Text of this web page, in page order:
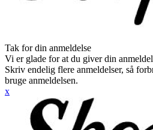
Tak for din anmeldelse
Vi er glade for at du giver din
Skriv endelig flere anmeldelser, så
bruge anmeldelsen.
x